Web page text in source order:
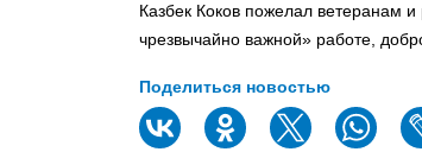
Казбек Коков пожелал ветеранам
чрезвычайно важной» работе,
Поделиться новостью